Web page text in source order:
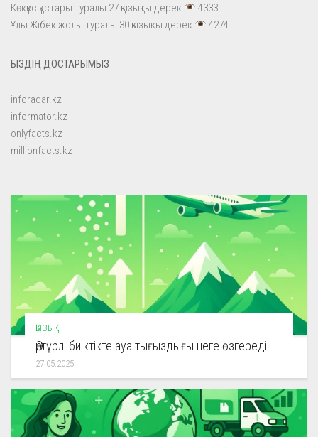
Көкқұс құстары туралы 27 қызықты дерек
4333
Ұлы Жібек жолы туралы 30 қызықты дерек
4274
БІЗДІҢ ДОСТАРЫМЫЗ
inforadar.kz
informator.kz
onlyfacts.kz
millionfacts.kz
ҚЫЗЫҚ
Әртүрлі биіктікте ауа тығыздығы неге өзгереді
27.05.2025